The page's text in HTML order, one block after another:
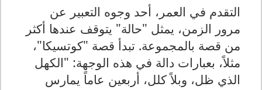
التقدم في العمر، أحد وجوه التعبير عن
مرور الزمن، يمثل "حالة" يتوقف عندها أكثر
من قصة بالمجموعة. تبدأ قصة "كوتسيكا"،
مثلاً، بعبارات دالة في هذه الوجهة: "الكهل
الذي ظل، وبلاً كلل، أربعين عاماً يمارس